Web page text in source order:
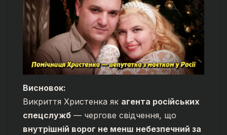
Висновок:
Викриття Христенка як агента російських
спецслужб — чергове свідчення, що
внутрішній ворог не менш небезпечний за